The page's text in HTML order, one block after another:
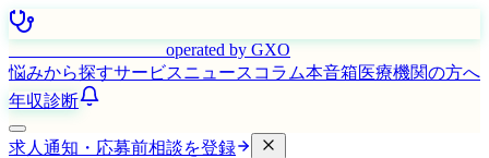
operated by GXO
悩みから探すサービスニュース コラム本音箱医療機関の方へ
年収診断
求人通知・応募前相談を登録